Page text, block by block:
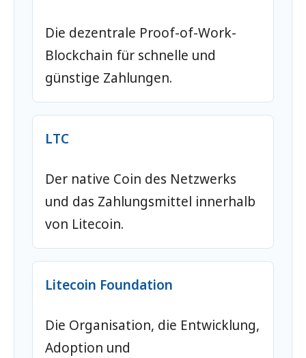
Die dezentrale Proof-of-Work-
Blockchain für schnelle und
günstige Zahlungen.
LTC
Der native Coin des Netzwerks
und das Zahlungsmittel innerhalb
von Litecoin.
Litecoin Foundation
Die Organisation, die Entwicklung,
Adoption und